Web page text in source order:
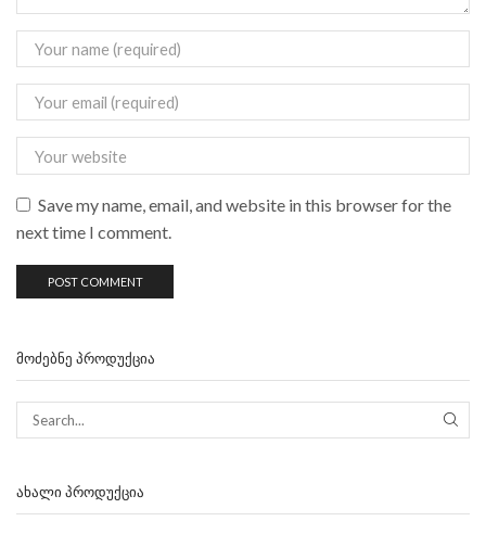
Save my name, email, and website in this browser for the
next time I comment.
ᲛᲝᲫᲔᲑᲜᲔ ᲞᲠᲝᲓᲣᲥᲪᲘᲐ
ᲐᲮᲐᲚᲘ ᲞᲠᲝᲓᲣᲥᲪᲘᲐ